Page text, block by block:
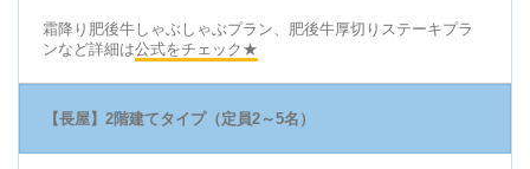
霜降り肥後牛しゃぶしゃぶプラン、肥後牛厚切りステーキプラ
ンなど詳細は公式をチェック★
【長屋】2階建てタイプ（定員2～5名）